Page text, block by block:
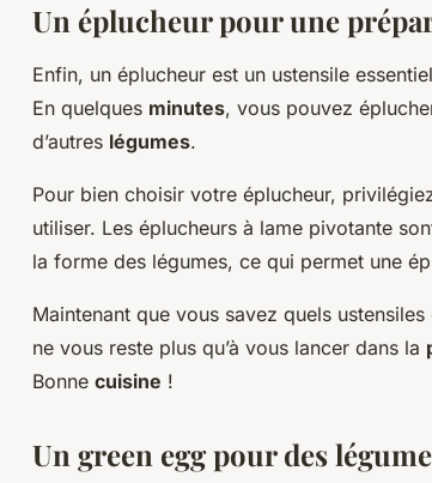
Un éplucheur pour une
Enfin, un éplucheur est un ustensile
En quelques minutes, vous pouvez
d’autres légumes.
Pour bien choisir votre éplucheur,
utiliser. Les éplucheurs à lame pivotante
la forme des légumes, ce qui permet une
Maintenant que vous savez quels
ne vous reste plus qu’à vous lancer dans la
Bonne cuisine !
Un green egg pour des